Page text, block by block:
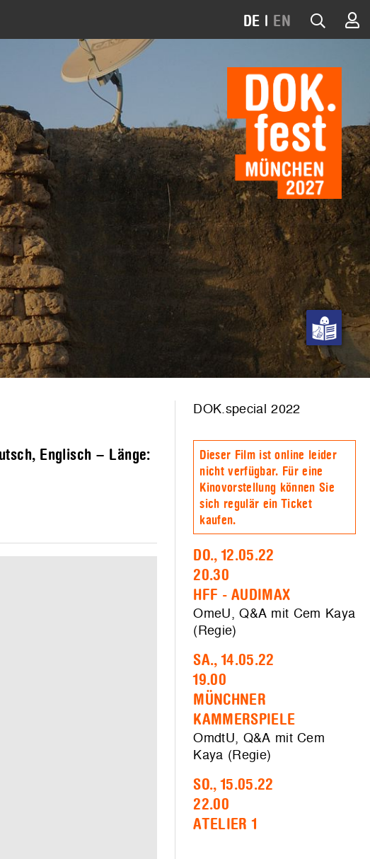
DE | EN
Englisch – Länge:
DOK.special 2022
Dieser Film ist online leider
nicht verfügbar. Für eine
Kinovorstellung können Sie
sich regulär ein Ticket
kaufen.
DO., 12.05.22
20.30
HFF - AUDIMAX
OmeU, Q&A mit Cem Kaya
(Regie)
SA., 14.05.22
19.00
MÜNCHNER
KAMMERSPIELE
OmdtU, Q&A mit Cem
Kaya (Regie)
SO., 15.05.22
22.00
ATELIER 1